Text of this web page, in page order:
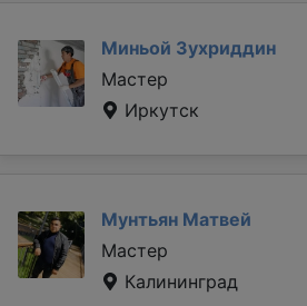
Миньой Зухриддин
Мастер
Иркутск
Мунтьян Матвей
Мастер
Калининград